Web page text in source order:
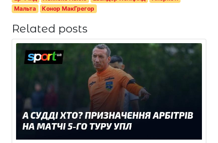
Мальта
Конор МакГрегор
Related posts